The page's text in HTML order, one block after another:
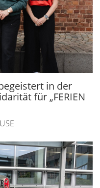
in der
für „FERIEN